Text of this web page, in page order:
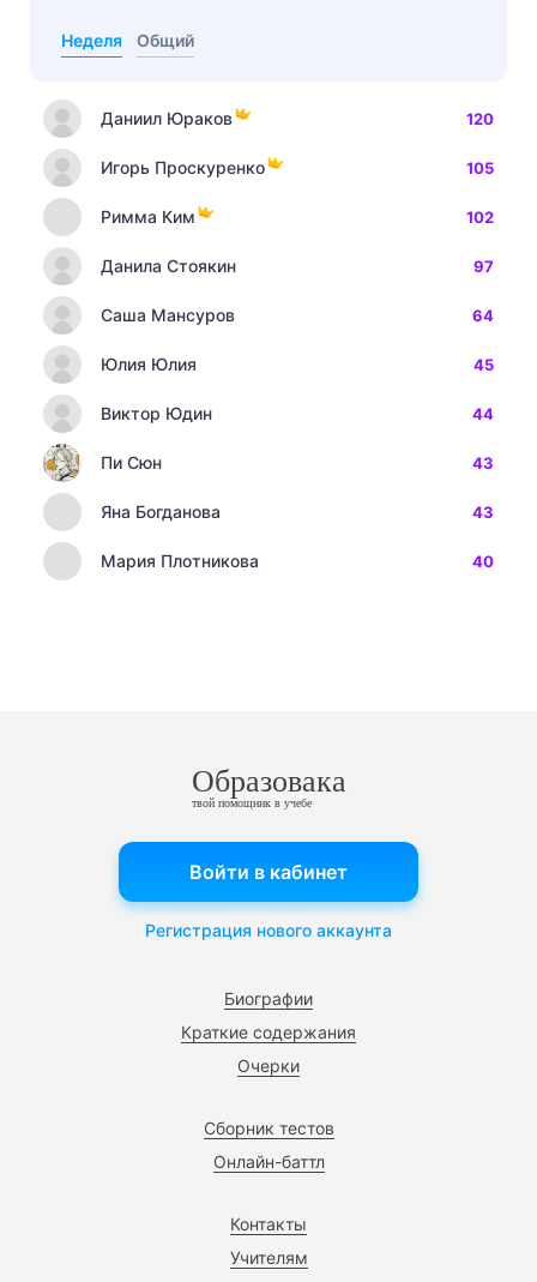
Неделя Общий
Даниил Юраков 120
Игорь Проскуренко 105
Римма Ким 102
Данила Стоякин 97
Саша Мансуров 64
Юлия Юлия 45
Виктор Юдин 44
Пи Сюн 43
Яна Богданова 43
Мария Плотникова 40
Образовака
твой помощник в учебе
Биографии
Краткие содержания
Очерки
Сборник тестов
Онлайн-баттл
Контакты
Учителям
Войти в кабинет
Регистрация нового аккаунта